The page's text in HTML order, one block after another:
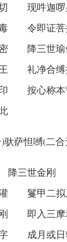
现吽迦啰
令即证菩
降三世瑜
礼净合缚
按心称本
萨怛嚩(二合
三世金刚
鬘甲二拟
即入三摩
成月或日